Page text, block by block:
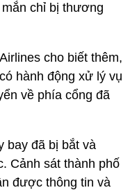
chỉ bị thương
cho biết thêm,
hành động xử lý vụ
về phía cổng đã
bay đã bị bắt và
Cảnh sát thành phố
được thông tin và